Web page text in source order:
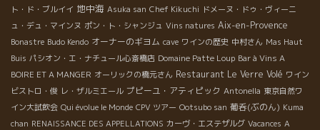
ト・ド・ブルイイ 地中海 Asuka san Chef Kikuchi ドメーヌ・ドゥ・ヴィーニ
ュ・デュ・マインヌ ポン・ト・シャンジュ Vins natures Aix-en-Provence
Bonastre Budo Kendo オーナーのギヨム cave ワインの歴史 中村さん Mas Haut
Buis パシオン・エ・ナチュール心斎橋店 Domaine Patte Loup Bar à Vins A
BOIRE ET A MANGER オーリックの橋元さん Restaurant Le Verre Volé ワイン
ビストロ・俊 レ・ザルミエール プピーユ・アティピック Antonella 東京自然ワ
イン大試飲会 Qui évolue le Monde CPV ツアー Ootsubo san 葡呑(ぶのん) Kuma
chan RENAISSANCE DES APPELLATIONS カーヴ・エステザルグ Vacances A